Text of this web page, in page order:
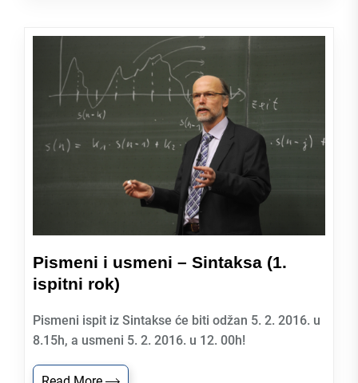
Pismeni i usmeni – Sintaksa (1.
ispitni rok)
Pismeni ispit iz Sintakse će biti odžan 5. 2. 2016. u
8.15h, a usmeni 5. 2. 2016. u 12. 00h!